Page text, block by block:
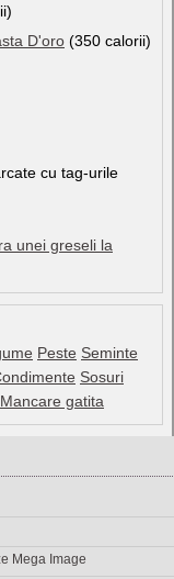
D'oro (350 calorii)
cu tag-urile
unei greseli la
Peste Seminte
Sosuri
Mancare gatita
Mega Image